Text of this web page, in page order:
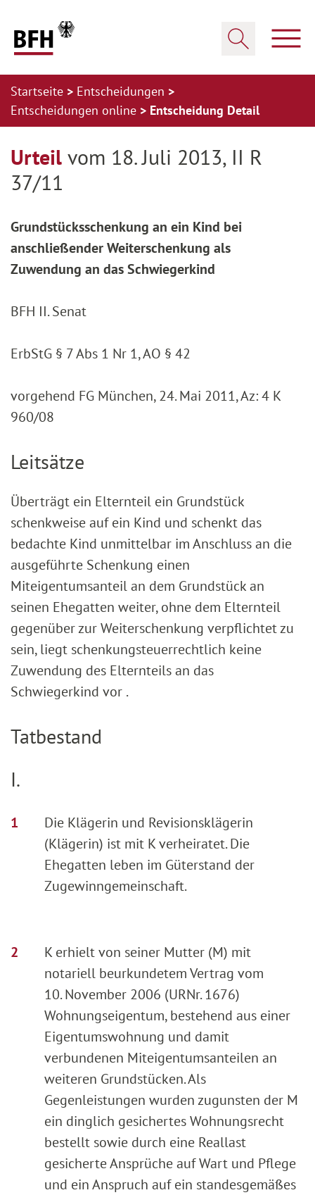
Startseite
Entscheidungen
Entscheidungen online
Entscheidung Detail
Urteil vom 18. Juli 2013, II R
37/11
Grundstücksschenkung an ein Kind bei
anschließender Weiterschenkung als
Zuwendung an das Schwiegerkind
BFH II. Senat
ErbStG § 7 Abs 1 Nr 1, AO § 42
vorgehend FG München, 24. Mai 2011, Az: 4 K
960/08
Leitsätze
Überträgt ein Elternteil ein Grundstück
schenkweise auf ein Kind und schenkt das
bedachte Kind unmittelbar im Anschluss an die
ausgeführte Schenkung einen
Miteigentumsanteil an dem Grundstück an
seinen Ehegatten weiter, ohne dem Elternteil
gegenüber zur Weiterschenkung verpflichtet zu
sein, liegt schenkungsteuerrechtlich keine
Zuwendung des Elternteils an das
Schwiegerkind vor .
Tatbestand
I.
Die Klägerin und Revisionsklägerin
(Klägerin) ist mit K verheiratet. Die
Ehegatten leben im Güterstand der
Zugewinngemeinschaft.
K erhielt von seiner Mutter (M) mit
notariell beurkundetem Vertrag vom
10. November 2006 (URNr. 1676)
Wohnungseigentum, bestehend aus einer
Eigentumswohnung und damit
verbundenen Miteigentumsanteilen an
weiteren Grundstücken. Als
Gegenleistungen wurden zugunsten der M
ein dinglich gesichertes Wohnungsrecht
bestellt sowie durch eine Reallast
gesicherte Ansprüche auf Wart und Pflege
und ein Anspruch auf ein standesgemäßes